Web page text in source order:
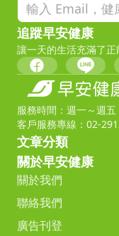
追蹤早安健康
讓一天的生活充滿了
服務時間：週一～週
客戶服務專線：02-
文章分類
關於早安健康
關於我們
聯絡我們
廣告刊登